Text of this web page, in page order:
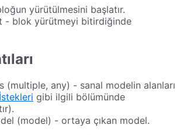
yürütülmesini başlatır.
- blok yürütmeyi bitirdiğinde
(multiple, any) - sanal modelin alanları
gibi ilgili bölümünde
(model) - ortaya çıkan model.